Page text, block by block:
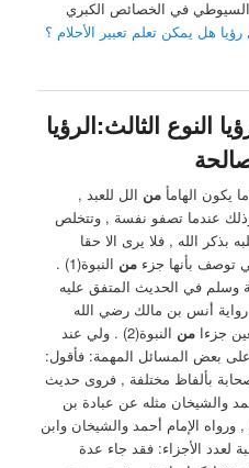
في الخصائص الكبري
هل يمكن تعلم تعبير الأحلام ؟
النوع الثالث:الرؤيا
يكون الهامأمن الل للعبد ,
عندما تصفو نفسة , وتتخلص
بذكر الله , فلا يرى الا حقا
توصف بأنها جزءمن
النبوة(1) .
وسلم في الحديث المتفق عليه
رواية أنس بن مالك رضي الله
جزءامن
النبوة(2) . ‏ولي عند
بعض المسائل المهمة: ‏فأقول:
بألفاظ مختلفة , فروى حديث
والشيخان مثله عن عبادة بن
الإمام أحمد والشيخان وابن
لعدد الأجزاء: فقد جاء عدة